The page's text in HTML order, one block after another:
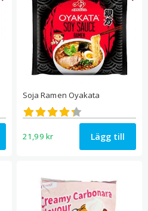
Soja Ramen Oyakata
Betygsatt
4.32
av 5
21,99 kr Lägg till